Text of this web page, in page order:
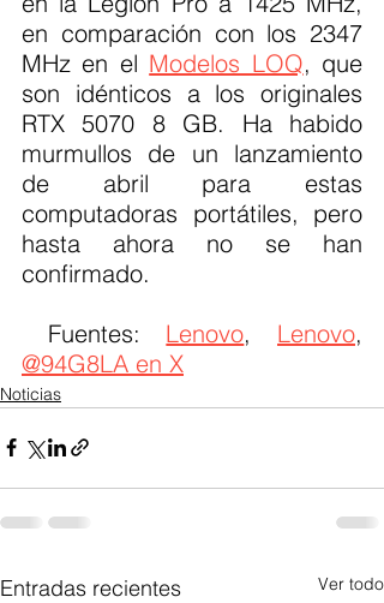
en comparación con los 2347
MHz en el Modelos LOQ, que
son idénticos a los originales
RTX 5070 8 GB. Ha habido
murmullos de un lanzamiento
de abril para estas
computadoras portátiles, pero
hasta ahora no se han
confirmado.
Fuentes: Lenovo, Lenovo
@94G8LA en X
Noticias
Entradas recientes Ver todo